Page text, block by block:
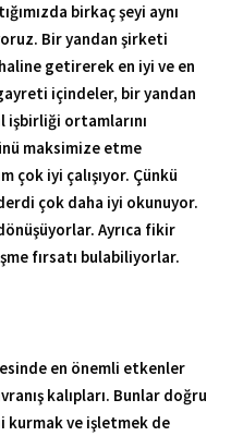
birkaç şeyi aynı
Bir yandan şirketi
getirerek en iyi ve en
içindeler, bir yandan
ortamlarını
maksimize etme
çok iyi çalışıyor. Çünkü
çok daha iyi okunuyor.
Ayrıca fikir
fırsatı bulabiliyorlar.
en önemli etkenler
kalıpları. Bunlar doğru
kurmak ve işletmek de